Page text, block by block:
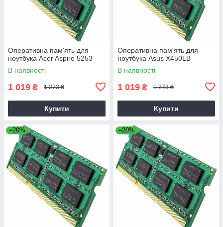
Оперативна пам'ять для
ноутбука Acer Aspire 5253
В наявності
1 019 ₴ 1 273 ₴
Купити
Оперативна пам'ять для
ноутбука Asus X450LB
В наявності
1 019 ₴ 1 273 ₴
Купити
–20% –20%